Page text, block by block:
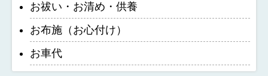
お祓い・お清め・供養
お布施（お心付け）
お車代